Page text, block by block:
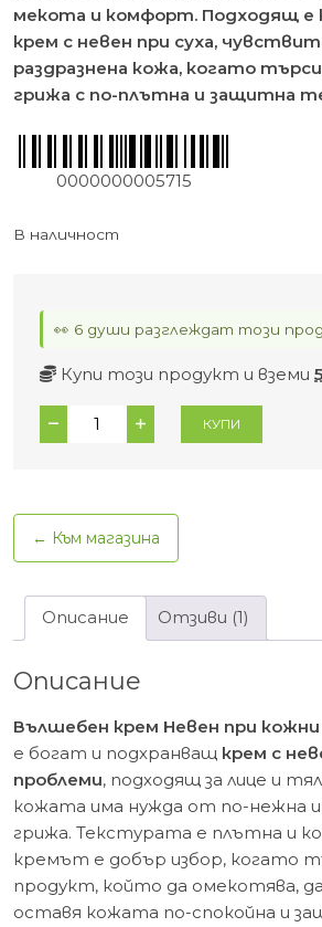
мекота и комфорт. Подходящ е
крем с невен при суха,
раздразнена кожа, когато
грижа с по-плътна и защитна
0000000005715
В наличност
👀 6 души разглеждат този
Купи този продукт и вземи 5
количество
за
при
проблеми
50
КУПИ
← Към магазина
Описание Отзиви (1)
Описание
Вълшебен крем Невен при
е богат и подхранващ крем с
проблеми, подходящ за лице и
кожата има нужда от по-нежна и
грижа. Текстурата е плътна и
кремът е добър избор, когато
продукт, който да омекотява,
оставя кожата по-спокойна и